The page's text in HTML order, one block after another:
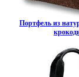
Портфель из